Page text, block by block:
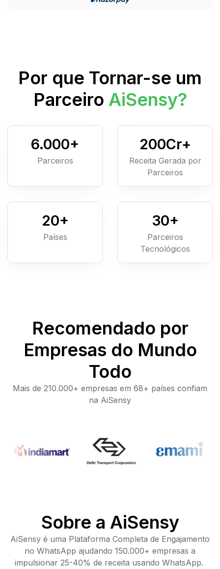
Por que Tornar-se um
Parceiro AiSensy?
6.000+
Parceiros
200Cr+
Receita Gerada por
Parceiros
20+
Países
30+
Parceiros
Tecnológicos
Recomendado por
Empresas do Mundo
Todo
Mais de 210.000+ empresas em 68+ países confiam
na AiSensy
Sobre a AiSensy
AiSensy é uma Plataforma Completa de Engajamento
no WhatsApp ajudando 150.000+ empresas a
impulsionar 25-40% de receita usando WhatsApp.